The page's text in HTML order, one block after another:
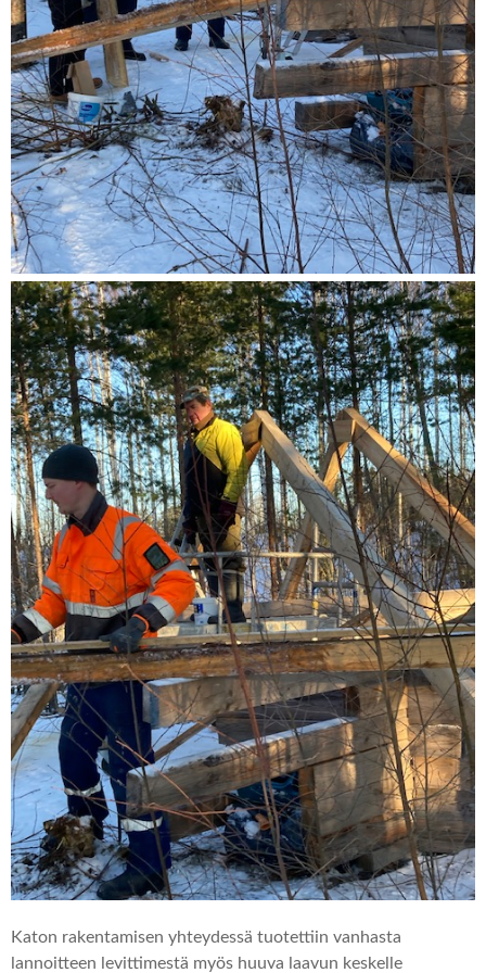
Katon rakentamisen yhteydessä tuotettiin vanhasta
lannoitteen levittimestä myös huuva laavun keskelle